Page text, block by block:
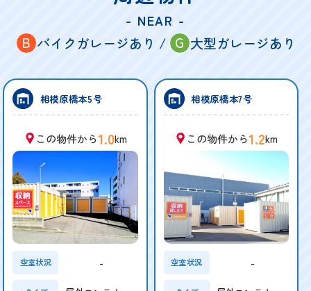
- NEAR -
B バイクガレージあり / G 大型ガレージあり
相模原橋本5号
この物件から1.0km
空室状況 -
相模原橋本7号
この物件から1.2km
空室状況 -